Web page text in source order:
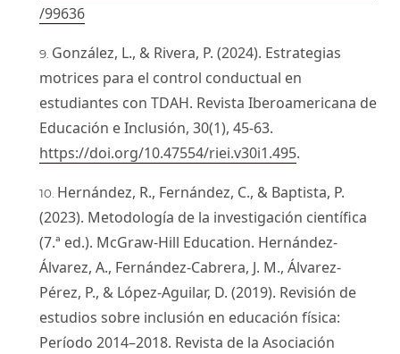
/99636
González, L., & Rivera, P. (2024). Estrategias
motrices para el control conductual en
estudiantes con TDAH. Revista Iberoamericana de
Educación e Inclusión, 30(1), 45-63.
https://doi.org/10.47554/riei.v30i1.495.
Hernández, R., Fernández, C., & Baptista, P.
(2023). Metodología de la investigación científica
(7.ª ed.). McGraw-Hill Education. Hernández-
Álvarez, A., Fernández-Cabrera, J. M., Álvarez-
Pérez, P., & López-Aguilar, D. (2019). Revisión de
estudios sobre inclusión en educación física:
Período 2014–2018. Revista de la Asociación